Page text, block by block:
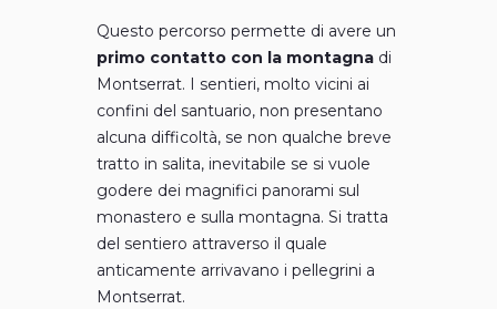
Questo percorso permette di avere un
primo contatto con la montagnadi
Montserrat. I sentieri, molto vicini ai
confini del santuario, non presentano
alcuna difficoltà, se non qualche breve
tratto in salita, inevitabile se si vuole
godere dei magnifici panorami sul
monastero e sulla montagna. Si tratta
del sentiero attraverso il quale
anticamente arrivavano i pellegrini a
Montserrat.